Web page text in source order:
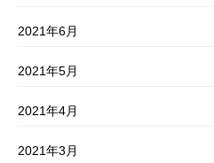
2021年6月
2021年5月
2021年4月
2021年3月